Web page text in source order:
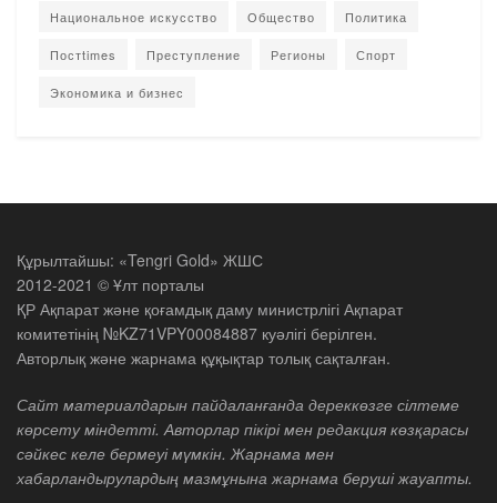
Национальное искусство Общество Политика
Постtimes Преступление Регионы Спорт
Экономика и бизнес
Құрылтайшы: «Tengri Gold» ЖШС
2012-2021 © Ұлт порталы
ҚР Ақпарат және қоғамдық даму министрлігі Ақпарат
комитетінің №KZ71VPY00084887 куәлігі берілген.
Авторлық және жарнама құқықтар толық сақталған.
Сайт материалдарын пайдаланғанда дереккөзге сілтеме
көрсету міндетті. Авторлар пікірі мен редакция көзқарасы
сәйкес келе бермеуі мүмкін. Жарнама мен
хабарландырулардың мазмұнына жарнама беруші жауапты.